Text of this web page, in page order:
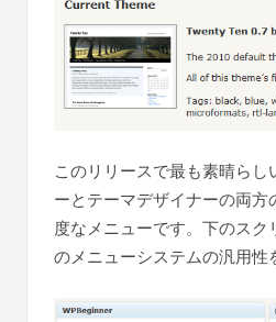
このリリースで最も素晴らし
ーとテーマデザイナーの両方
度なメニューです。下のスク
のメニューシステムの汎用性